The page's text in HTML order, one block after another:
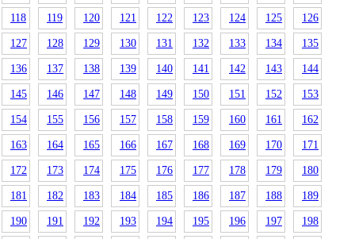
118 119 120 121 122 123 124 125 126
127 128 129 130 131 132 133 134 135
136 137 138 139 140 141 142 143 144
145 146 147 148 149 150 151 152 153
154 155 156 157 158 159 160 161 162
163 164 165 166 167 168 169 170 171
172 173 174 175 176 177 178 179 180
181 182 183 184 185 186 187 188 189
190 191 192 193 194 195 196 197 198